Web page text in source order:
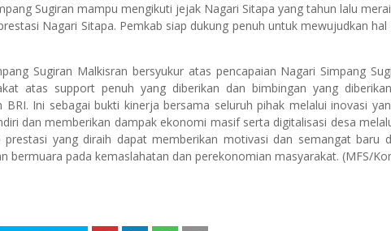
Sugiran mampu mengikuti jejak Nagari Sitapa yang tahun lalu
Nagari Sitapa. Pemkab siap dukung penuh untuk mewujudkan
Sugiran Malkisran bersyukur atas pencapaian Nagari Simpang
atas support penuh yang diberikan dan bimbingan yang
Ini sebagai bukti kinerja bersama seluruh pihak melalui inovasi
dan memberikan dampak ekonomi masif serta digitalisasi desa
prestasi yang diraih dapat memberikan motivasi dan semangat baru
bermuara pada kemaslahatan dan perekonomian masyarakat. (MFS/